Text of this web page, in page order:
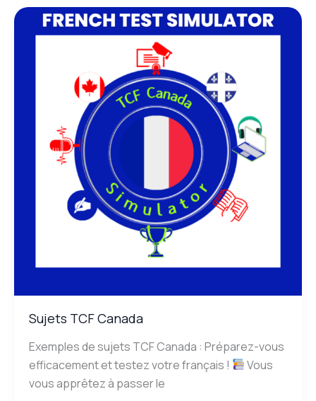
Sujets TCF Canada
Exemples de sujets TCF Canada : Préparez-vous
efficacement et testez votre français !
Vous
vous apprêtez à passer le
Sujets
TCF